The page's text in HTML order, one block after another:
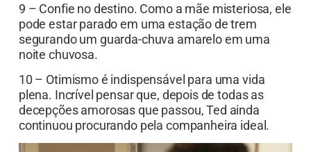
9 – Confie no destino. Como a mãe misteriosa, ele
pode estar parado em uma estação de trem
segurando um guarda-chuva amarelo em uma
noite chuvosa.
10 – Otimismo é indispensável para uma vida
plena. Incrível pensar que, depois de todas as
decepções amorosas que passou, Ted ainda
continuou procurando pela companheira ideal.